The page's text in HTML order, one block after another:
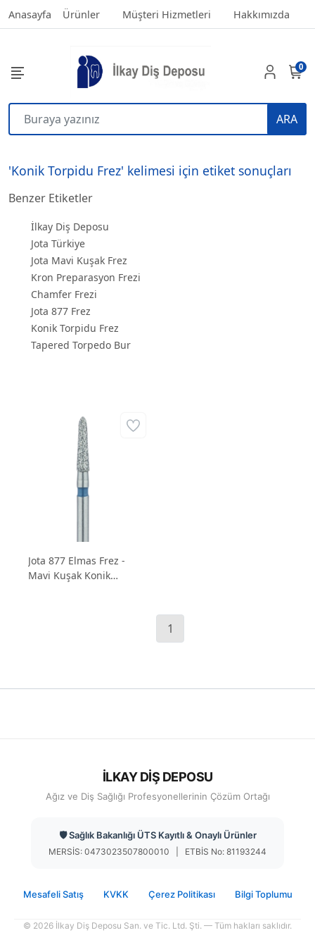
Anasayfa Ürünler Müşteri Hizmetleri Hakkımızda
ARA
0
'Konik Torpidu Frez' kelimesi için etiket sonuçları
Benzer Etiketler
İlkay Diş Deposu
Jota Türkiye
Jota Mavi Kuşak Frez
Kron Preparasyon Frezi
Chamfer Frezi
Jota 877 Frez
Konik Torpidu Frez
Tapered Torpedo Bur
Jota 877 Elmas Frez -
Mavi Kuşak Konik
1
İLKAY DİŞ DEPOSU
Ağız ve Diş Sağlığı Profesyonellerinin Çözüm Ortağı
🛡️ Sağlık Bakanlığı ÜTS Kayıtlı & Onaylı Ürünler
MERSİS: 0473023507800010 | ETBİS No: 81193244
Mesafeli Satış KVKK Çerez Politikası Bilgi Toplumu
© 2026 İlkay Diş Deposu San. ve Tic. Ltd. Şti. — Tüm hakları saklıdır.